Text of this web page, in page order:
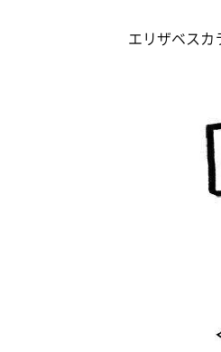
エリザベスカ